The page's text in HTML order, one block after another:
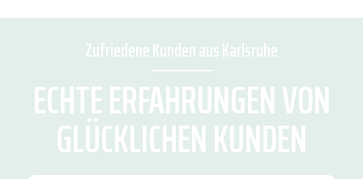
Zufriedene Kunden aus Karlsruhe
ECHTE ERFAHRUNGEN VON
GLÜCKLICHEN KUNDEN